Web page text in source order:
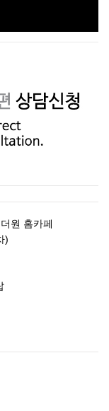
원 홈카페
)